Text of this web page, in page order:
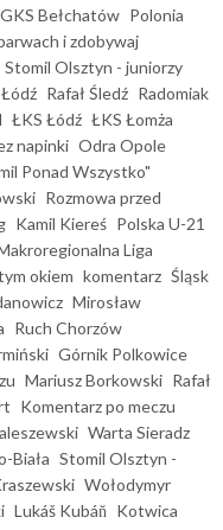
GKS Bełchatów Polonia
i zdobywaj
Stomil Olsztyn - juniorzy
Rafał Śledź Radomiak
ŁKS Łódź ŁKS Łomża
napinki Odra Opole
Ponad Wszystko"
Rozmowa przed
Kamil Kiereś Polska U-21
Liga
okiem komentarz Śląsk
Mirosław
Ruch Chorzów
Górnik Polkowice
Mariusz Borkowski Rafał
Komentarz po meczu
Warta Sieradz
Biała Stomil Olsztyn -
Wołodymyr
Lukáš Kubáň Kotwica